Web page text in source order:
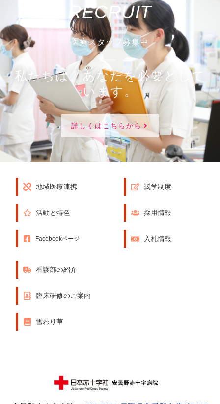
RECRUIT
医療スタッフ募集中
私たちは、あなたを必要として
います。
詳しくはこちらから
地域医療連携
活動と特色
Facebookページ
奨学制度
採用情報
入札情報
看護部の紹介
臨床研修のご案内
雪わり草